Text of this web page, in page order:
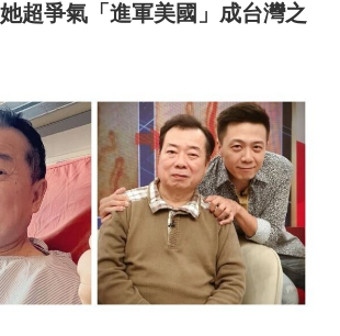
超爭氣「進軍美國」成台灣之